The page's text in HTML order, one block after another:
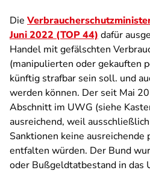
Die
Juni 2022 (TOP 44) dafür
Handel mit gefälschten
(manipulierten oder gekauften
künftig strafbar sein soll. und
werden können. Der seit Mai
Abschnitt im UWG (siehe
ausreichend, weil
Sanktionen keine
entfalten würden. Der Bund
oder Bußgeldtatbestand in das